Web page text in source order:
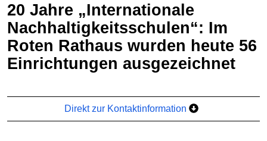
20 Jahre „Internationale
Nachhaltigkeitsschulen“: Im
Roten Rathaus wurden heute 56
Einrichtungen ausgezeichnet
Direkt zur Kontaktinformation